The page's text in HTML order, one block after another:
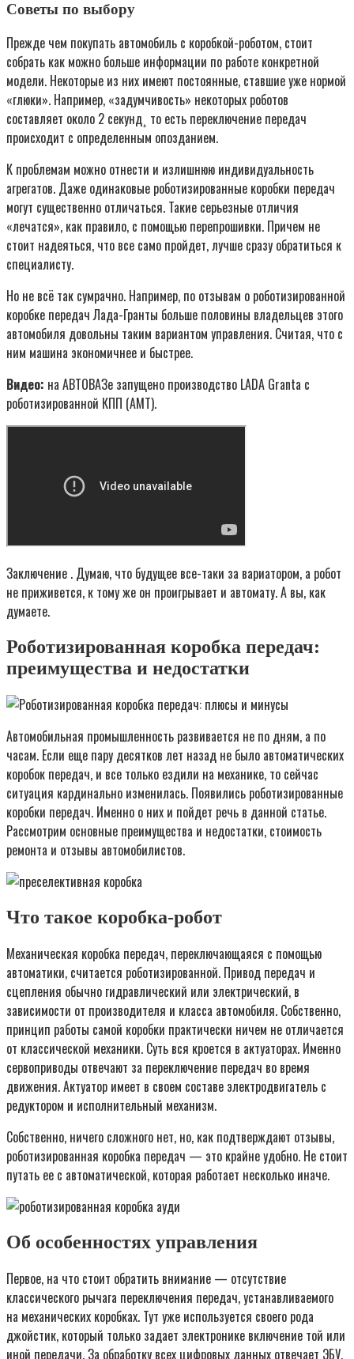
Советы по выбору
Прежде чем покупать автомобиль с коробкой-роботом, стоит
собрать как можно больше информации по работе конкретной
модели. Некоторые из них имеют постоянные, ставшие уже нормой
«глюки». Например, «задумчивость» некоторых роботов
составляет около 2 секунд¸ то есть переключение передач
происходит с определенным опозданием.
К проблемам можно отнести и излишнюю индивидуальность
агрегатов. Даже одинаковые роботизированные коробки передач
могут существенно отличаться. Такие серьезные отличия
«лечатся», как правило, с помощью перепрошивки. Причем не
стоит надеяться, что все само пройдет, лучше сразу обратиться к
специалисту.
Но не всё так сумрачно. Например, по отзывам о роботизированной
коробке передач Лада-Гранты больше половины владельцев этого
автомобиля довольны таким вариантом управления. Считая, что с
ним машина экономичнее и быстрее.
Видео: на АВТОВАЗе запущено производство LADA Granta с
роботизированной КПП (АМТ).
Заключение . Думаю, что будущее все-таки за вариатором, а робот
не приживется, к тому же он проигрывает и автомату. А вы, как
думаете.
Роботизированная коробка передач:
преимущества и недостатки
Автомобильная промышленность развивается не по дням, а по
часам. Если еще пару десятков лет назад не было автоматических
коробок передач, и все только ездили на механике, то сейчас
ситуация кардинально изменилась. Появились роботизированные
коробки передач. Именно о них и пойдет речь в данной статье.
Рассмотрим основные преимущества и недостатки, стоимость
ремонта и отзывы автомобилистов.
Что такое коробка-робот
Механическая коробка передач, переключающаяся с помощью
автоматики, считается роботизированной. Привод передач и
сцепления обычно гидравлический или электрический, в
зависимости от производителя и класса автомобиля. Собственно,
принцип работы самой коробки практически ничем не отличается
от классической механики. Суть вся кроется в актуаторах. Именно
сервоприводы отвечают за переключение передач во время
движения. Актуатор имеет в своем составе электродвигатель с
редуктором и исполнительный механизм.
Собственно, ничего сложного нет, но, как подтверждают отзывы,
роботизированная коробка передач — это крайне удобно. Не стоит
путать ее с автоматической, которая работает несколько иначе.
Об особенностях управления
Первое, на что стоит обратить внимание — отсутствие
классического рычага переключения передач, устанавливаемого
на механических коробках. Тут уже используется своего рода
джойстик, который только задает электронике включение той или
иной передачи. За обработку всех цифровых данных отвечает ЭБУ.